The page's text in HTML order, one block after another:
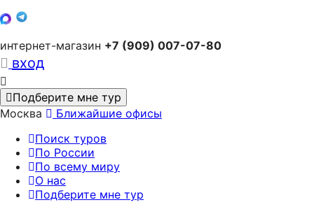
интернет-магазин +7 (909) 007-07-80
вход
Подберите мне тур
Москва
Ближайшие офисы
Поиск туров
По России
По всему миру
О нас
Подберите мне тур